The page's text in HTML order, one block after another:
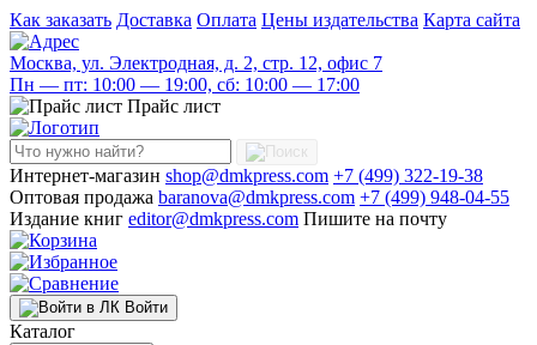
Как заказать Доставка Оплата Цены издательства Карта сайта
Москва, ул. Электродная, д. 2, стр. 12, офис 7
Пн — пт: 10:00 — 19:00, сб: 10:00 — 17:00
Прайс лист
Интернет-магазин shop@dmkpress.com +7 (499) 322-19-38
Оптовая продажа baranova@dmkpress.com +7 (499) 948-04-55
Издание книг editor@dmkpress.com Пишите на почту
Войти
Каталог